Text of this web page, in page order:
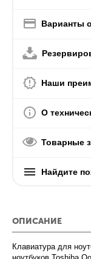
Варианты
Наши
О
Товарные
Найдите
ОПИСАНИЕ
Клавиатура для